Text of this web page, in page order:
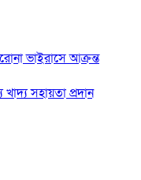
ভাইরাসে আক্রন্ত
সহায়তা প্রদান